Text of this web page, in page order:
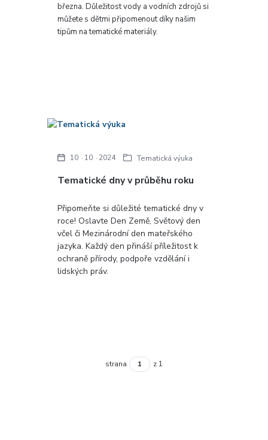
března. Důležitost vody a vodních zdrojů si
můžete s dětmi připomenout díky našim
tipům na tematické materiály.
Tematické dny v průběhu roku
10 10 2024 Tematická výuka
Připomeňte si důležité tematické dny v
roce! Oslavte Den Země, Světový den
včel či Mezinárodní den mateřského
jazyka. Každý den přináší příležitost k
ochraně přírody, podpoře vzdělání i
lidských práv.
strana z 1